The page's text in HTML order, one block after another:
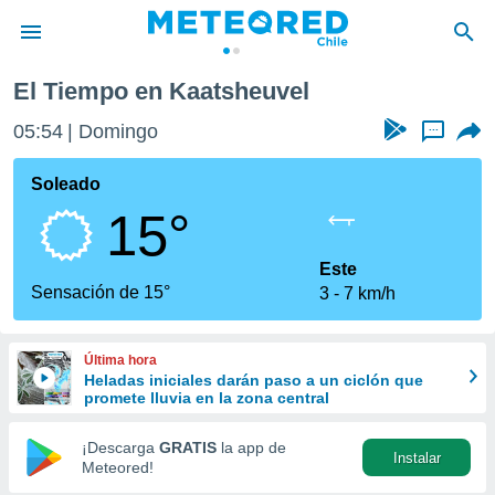
de
por
que se
calidad.
a este
las
y
forma
digital
basada
El Tiempo en Kaatsheuvel
05:55 Domingo ...
Soleado
15°
Sensación de 15°
Este
3
7 km/h
Última hora
Heladas iniciales darán paso a un ciclón que
promete lluvia en la zona central
¡Descarga GRATIS la app de
Meteored!
Instalar